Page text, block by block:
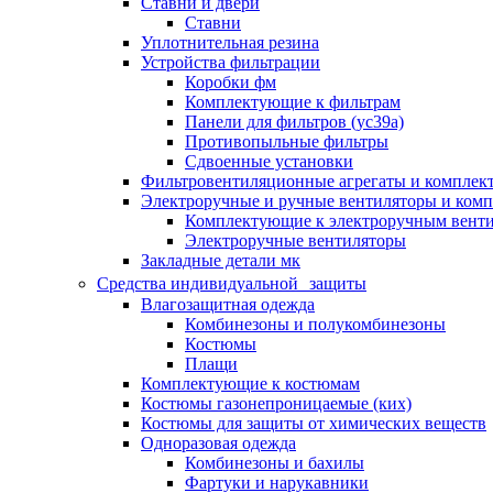
Ставни
Уплотнительная резина
Устройства фильтрации
Коробки фм
Комплектующие к фильтрам
Панели для фильтров (ус39а)
Противопыльные фильтры
Сдвоенные установки
Фильтровентиляционные агрегаты и
Электроручные и ручные вентиляторы и
Комплектующие к электроручным
Электроручные вентиляторы
Закладные детали мк
Средства индивидуальной защиты
Влагозащитная одежда
Комбинезоны и полукомбинезоны
Костюмы
Плащи
Комплектующие к костюмам
Костюмы газонепроницаемые (ких)
Костюмы для защиты от химических веществ
Одноразовая одежда
Комбинезоны и бахилы
Фартуки и нарукавники